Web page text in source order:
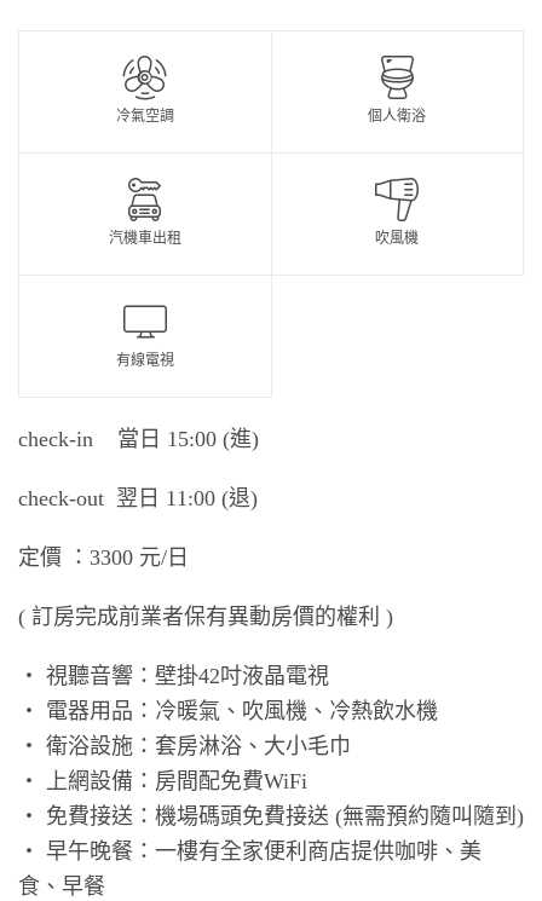
冷氣空調 個人衛浴
汽機車出租 吹風機
有線電視
check-in 當日 15:00 (進)
check-out 翌日 11:00 (退)
定價 ：3300 元/日
( 訂房完成前業者保有異動房價的權利 )
‧ 視聽音響：壁掛42吋液晶電視
‧ 電器用品：冷暖氣、吹風機、冷熱飲水機
‧ 衛浴設施：套房淋浴、大小毛巾
‧ 上網設備：房間配免費WiFi
‧ 免費接送：機場碼頭免費接送 (無需預約隨叫隨到)
‧ 早午晚餐：一樓有全家便利商店提供咖啡、美
食、早餐